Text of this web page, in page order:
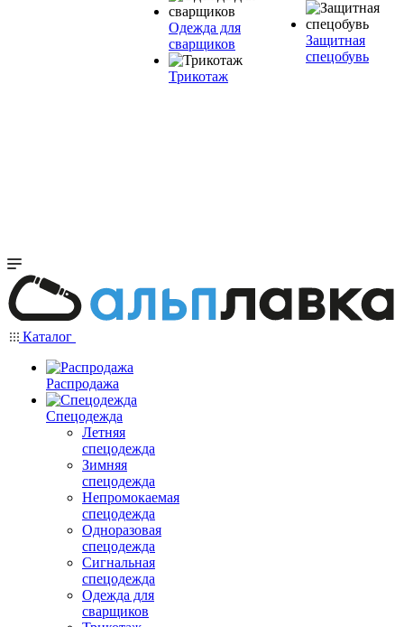
Одежда для
сварщиков
Трикотаж
Защитная
спецобувь
Каталог
Распродажа
Спецодежда
Летняя
спецодежда
Зимняя
спецодежда
Непромокаемая
спецодежда
Одноразовая
спецодежда
Сигнальная
спецодежда
Одежда для
сварщиков